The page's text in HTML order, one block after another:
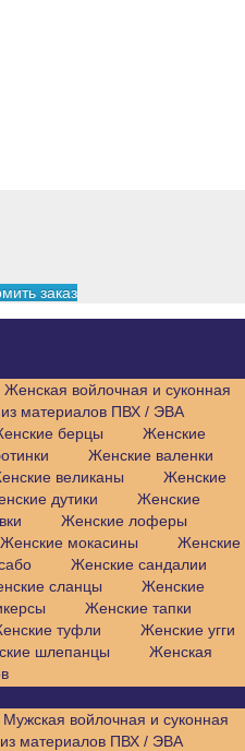
заказ
Женская войлочная и суконная
материалов ПВХ / ЭВА
берцы
Женские
Женские валенки
великаны
Женские
дутики
Женские
Женские лоферы
Женские мокасины
Женские
Женские сандалии
сланцы
Женские
Женские тапки
туфли
Женские угги
шлепанцы
Женская
Мужская войлочная и суконная
материалов ПВХ / ЭВА